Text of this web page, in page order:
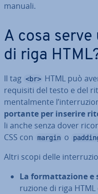
manuali.
A cosa serve
di riga
Il tag <br> HTML può
requisiti del testo e del
men­tal­men­te
por­tan­te per inserire
li anche senza dover
CSS con margin o
Altri scopi delle
La for­mat­ta­zio­ne
ru­zio­ne di riga